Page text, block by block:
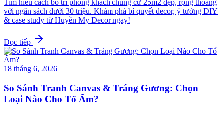
Tìm hiểu cách bố trí phòng khách chung cư 25m2 đẹp, rộng thoáng
với ngân sách dưới 30 triệu. Khám phá bí quyết decor, ý tưởng DIY
& case study từ Huyền My Decor ngay!
Đọc tiếp
18 tháng 6, 2026
So Sánh Tranh Canvas & Tráng Gương: Chọn
Loại Nào Cho Tổ Ấm?